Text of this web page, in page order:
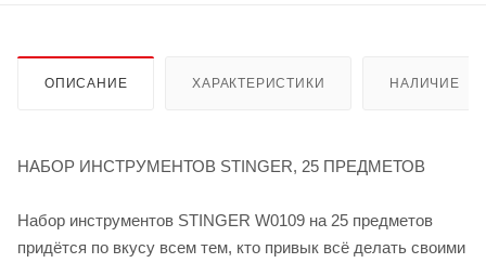
ОПИСАНИЕ ХАРАКТЕРИСТИКИ НАЛИЧИЕ
НАБОР ИНСТРУМЕНТОВ STINGER, 25 ПРЕДМЕТОВ
Набор инструментов STINGER W0109 на 25 предметов
придётся по вкусу всем тем, кто привык всё делать своими